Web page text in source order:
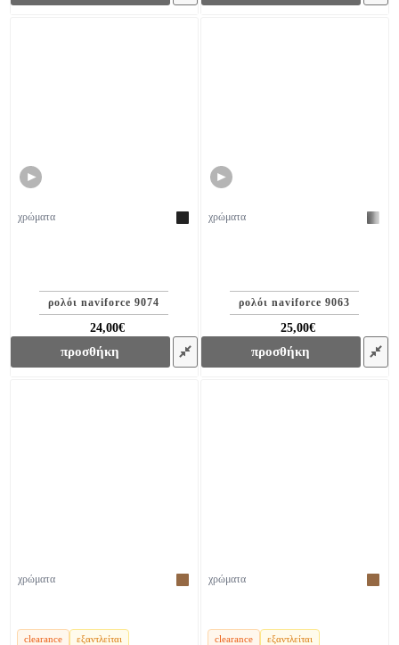
►
χρώματα
ρολόι naviforce 9074
24,00€
προσθήκη
►
χρώματα
ρολόι naviforce 9063
25,00€
προσθήκη
clearance εξαντλείται
χρώματα
clearance εξαντλείται
χρώματα